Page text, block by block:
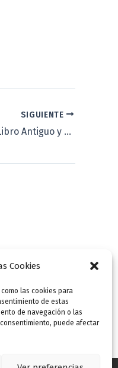
Cookies
las cookies para
de estas
de navegación o las
puede afectar
SIGUIENTE
Última semana para disfrutar de la Feria del Libro Antiguo y de Ocasión